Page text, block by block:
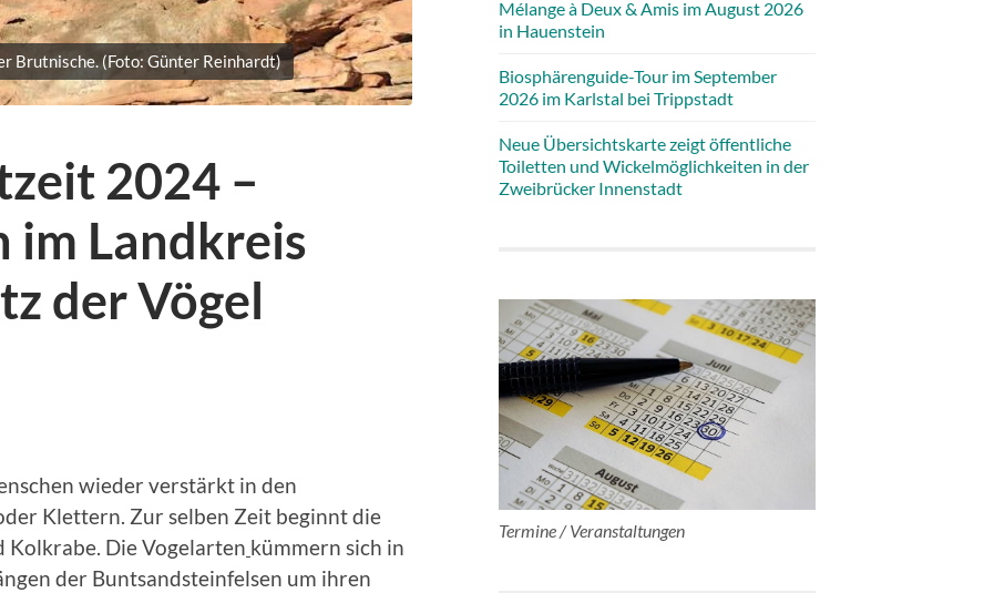
Brutnische. (Foto: Günter Reinhardt)
2024 –
im Landkreis
der Vögel
wieder verstärkt in den
Klettern. Zur selben Zeit beginnt die
Die Vogelarten kümmern sich in
der Buntsandsteinfelsen um ihren
Mélange à Deux & Amis im August 2026
in Hauenstein
Biosphärenguide-Tour im September
2026 im Karlstal bei Trippstadt
Neue Übersichtskarte zeigt öffentliche
Toiletten und Wickelmöglichkeiten in der
Zweibrücker Innenstadt
Termine / Veranstaltungen